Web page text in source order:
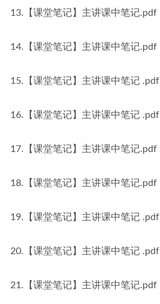
13.【课堂笔记】主讲课中笔记.pdf
14.【课堂笔记】主讲课中笔记.pdf
15.【课堂笔记】主讲课中笔记 .pdf
16.【课堂笔记】主讲课中笔记 .pdf
17.【课堂笔记】主讲课中笔记.pdf
18.【课堂笔记】主讲课中笔记.pdf
19.【课堂笔记】主讲课中笔记 .pdf
20.【课堂笔记】主讲课中笔记 .pdf
21.【课堂笔记】主讲课中笔记.pdf